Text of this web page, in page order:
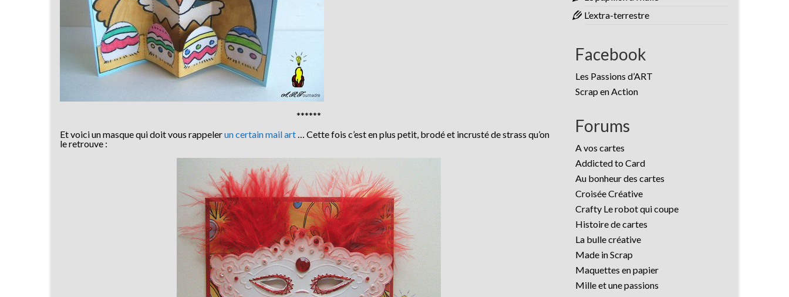
******
Et voici un masque qui doit vous rappelerun certain mail art
… Cette fois c’est en plus petit, brodé et incrusté de strass qu’on
le retrouve :
L’extra-terrestre
Facebook
Les Passions d’ART
Scrap en Action
Forums
A vos cartes
Addicted to Card
Au bonheur des cartes
Croisée Créative
Crafty Le robot qui coupe
Histoire de cartes
La bulle créative
Made in Scrap
Maquettes en papier
Mille et une passions